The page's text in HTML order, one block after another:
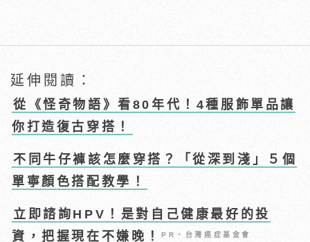
延伸閱讀：
從《怪奇物語》看80年代！4種服飾單品讓
你打造復古穿搭！
不同牛仔褲該怎麼穿搭？「從深到淺」５個
單寧顏色搭配教學！
立即諮詢HPV！是對自己健康最好的投
資，把握現在不嫌晚！PR・台灣癌症基金會